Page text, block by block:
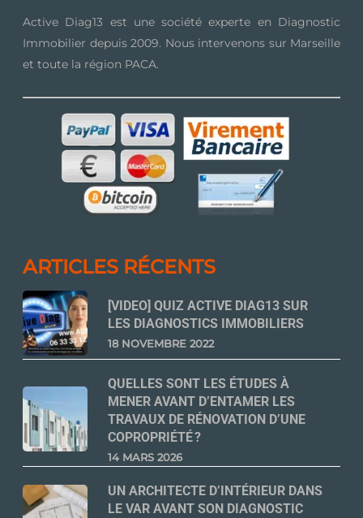
Active Diag13 est une société experte en Diagnostic
Immobilier depuis 2009. Nous intervenons sur Marseille
et toute la région PACA.
ARTICLES RÉCENTS
[VIDEO] QUIZ ACTIVE DIAG13 SUR
LES DIAGNOSTICS IMMOBILIERS
18 NOVEMBRE 2022
QUELLES SONT LES ÉTUDES À
MENER AVANT D’ENTAMER LES
TRAVAUX DE RÉNOVATION D’UNE
COPROPRIÉTÉ ?
14 MARS 2026
UN ARCHITECTE D’INTÉRIEUR DANS
LE VAR AVANT SON DIAGNOSTIC